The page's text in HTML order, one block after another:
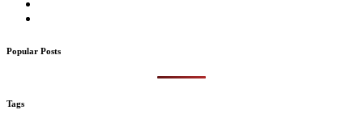
Popular Posts
Tags